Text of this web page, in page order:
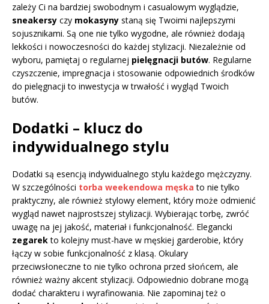
zależy Ci na bardziej swobodnym i casualowym wyglądzie,
sneakersy czy mokasyny staną się Twoimi najlepszymi
sojusznikami. Są one nie tylko wygodne, ale również dodają
lekkości i nowoczesności do każdej stylizacji. Niezależnie od
wyboru, pamiętaj o regularnej pielęgnacji butów. Regularne
czyszczenie, impregnacja i stosowanie odpowiednich środków
do pielęgnacji to inwestycja w trwałość i wygląd Twoich
butów.
Dodatki – klucz do
indywidualnego stylu
Dodatki są esencją indywidualnego stylu każdego mężczyzny.
W szczególności torba weekendowa męska to nie tylko
praktyczny, ale również stylowy element, który może odmienić
wygląd nawet najprostszej stylizacji. Wybierając torbę, zwróć
uwagę na jej jakość, materiał i funkcjonalność. Elegancki
zegarekto kolejny must-have w męskiej garderobie, który
łączy w sobie funkcjonalność z klasą. Okulary
przeciwsłoneczne to nie tylko ochrona przed słońcem, ale
również ważny akcent stylizacji. Odpowiednio dobrane mogą
dodać charakteru i wyrafinowania. Nie zapominaj też o